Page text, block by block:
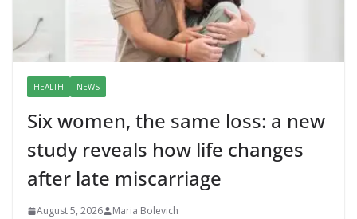
HEALTH NEWS
Six women, the same loss: a new
study reveals how life changes
after late miscarriage
August 5, 2026 Maria Bolevich